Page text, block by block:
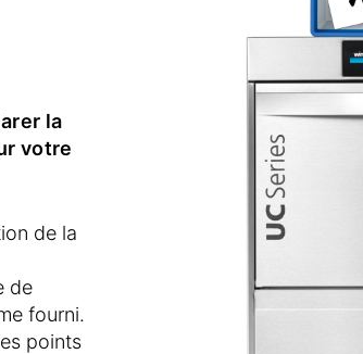
la
votre
de la
de
fourni.
points